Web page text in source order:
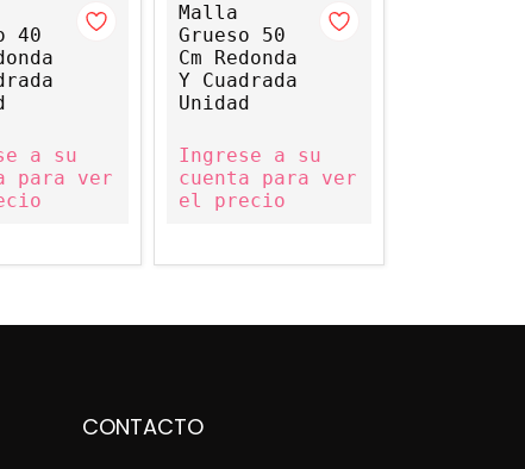
40
a su
para ver
Malla
Grueso 50
Cm Redonda
Y Cuadrada
Unidad
Ingrese a su
cuenta para ver
el precio
CONTACTO